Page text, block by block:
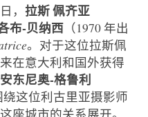
， 拉斯佩齐亚
布-贝纳西（1970 年出
。对于这位拉斯佩
在意大利和国外获得
安东尼奥-格鲁利
这位利古里亚摄影师
座城市的关系展开。